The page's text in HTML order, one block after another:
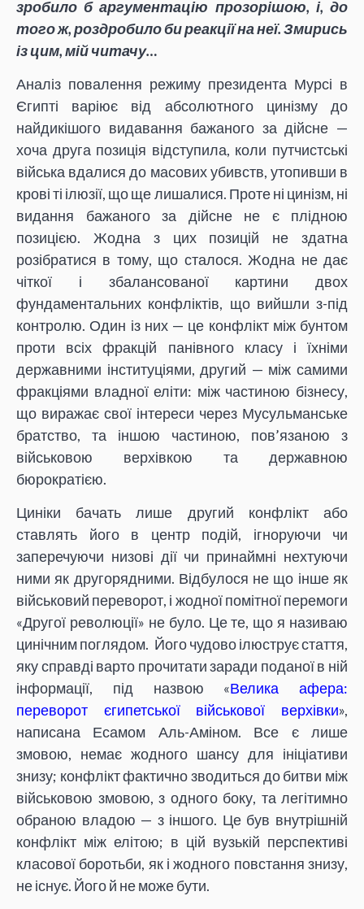
зробило б аргументацію прозорішою, і, до
того ж, роздробило би реакції на неї. Змирись
із цим, мій читачу…
Аналіз повалення режиму президента Мурсі в
Єгипті варіює від абсолютного цинізму до
найдикішого видавання бажаного за дійсне —
хоча друга позиція відступила, коли путчистські
війська вдалися до масових убивств, утопивши в
крові ті ілюзії, що ще лишалися. Проте ні цинізм, ні
видання бажаного за дійсне не є плідною
позицією. Жодна з цих позицій не здатна
розібратися в тому, що сталося. Жодна не дає
чіткої і збалансованої картини двох
фундаментальних конфліктів, що вийшли з-під
контролю. Один із них — це конфлікт між бунтом
проти всіх фракцій панівного класу і їхніми
державними інституціями, другий — між самими
фракціями владної еліти: між частиною бізнесу,
що виражає свої інтереси через Мусульманське
братство, та іншою частиною, пов’язаною з
військовою верхівкою та державною
бюрократією.
Циніки бачать лише другий конфлікт або
ставлять його в центр подій, ігноруючи чи
заперечуючи низові дії чи принаймні нехтуючи
ними як другорядними. Відбулося не що інше як
військовий переворот, і жодної помітної перемоги
«Другої революції» не було. Це те, що я називаю
цинічним поглядом. Його чудово ілюструє стаття,
яку справді варто прочитати заради поданої в ній
інформації, під назвою «Велика афера:
переворот єгипетської військової верхівки»,
написана Есамом Аль-Аміном. Все є лише
змовою, немає жодного шансу для ініціативи
знизу; конфлікт фактично зводиться до битви між
військовою змовою, з одного боку, та легітимно
обраною владою — з іншого. Це був внутрішній
конфлікт між елітою; в цій вузькій перспективі
класової боротьби, як і жодного повстання знизу,
не існує. Його й не може бути.